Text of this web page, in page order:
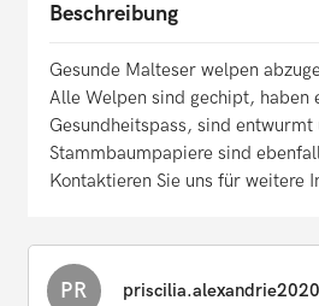
Beschreibung
Gesunde Malteser welpen
Alle Welpen sind gechipt, haben
Gesundheitspass, sind
Stammbaumpapiere sind
Kontaktieren Sie uns für weitere
PR